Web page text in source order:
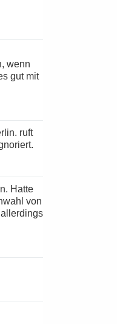
wenn
gut mit
von